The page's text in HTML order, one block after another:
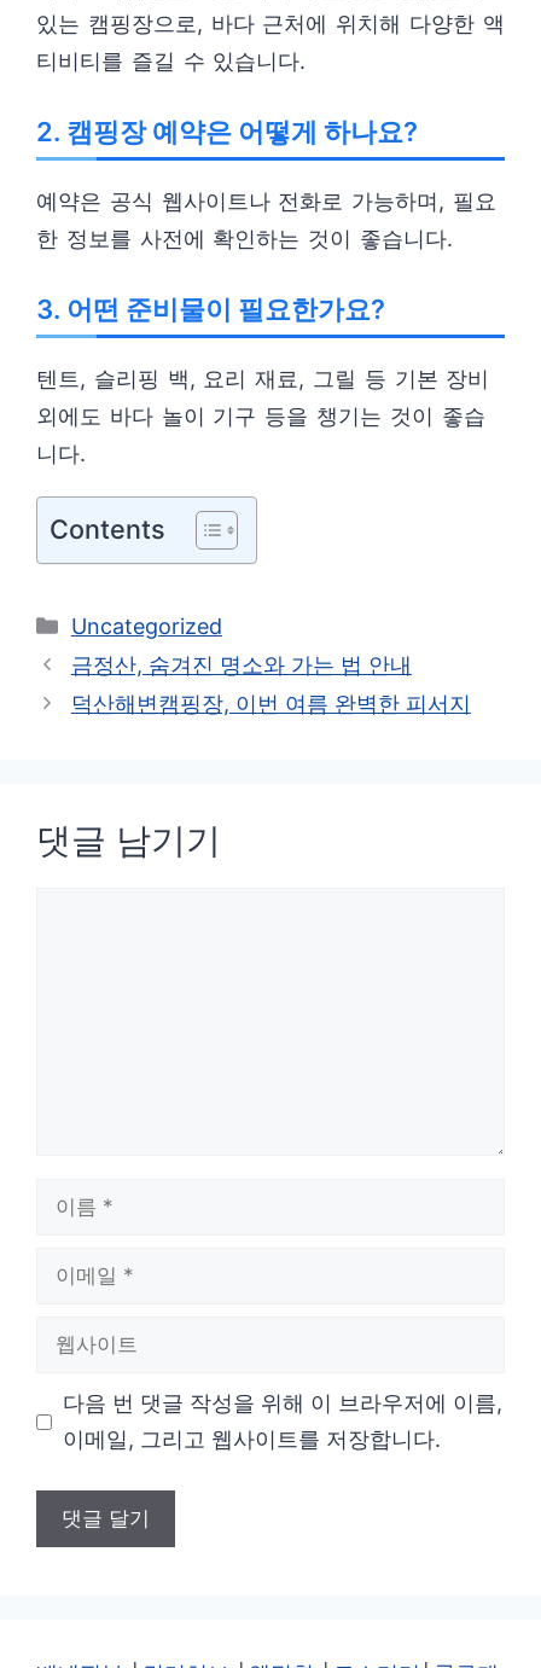
있는 캠핑장으로, 바다 근처에 위치해 다양한 액
티비티를 즐길 수 있습니다.
2. 캠핑장 예약은 어떻게 하나요?
예약은 공식 웹사이트나 전화로 가능하며, 필요
한 정보를 사전에 확인하는 것이 좋습니다.
3. 어떤 준비물이 필요한가요?
텐트, 슬리핑 백, 요리 재료, 그릴 등 기본 장비
외에도 바다 놀이 기구 등을 챙기는 것이 좋습
니다.
Contents
카
테
리
Uncategorized
금정산, 숨겨진 명소와 가는 법 안내
덕산해변캠핑장, 이번 여름 완벽한 피서지
댓글 남기기
다음 번 댓글 작성을 위해 이 브라우저에 이름,
이메일, 그리고 웹사이트를 저장합니다.